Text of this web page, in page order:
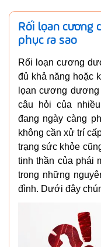
Rối lọan cương
phục ra sao
Rối loạn cương
đủ khả năng hoặc
lọan cương
câu hỏi của
đang ngày càng
không cần xử trí
trạng sức khỏe
tinh thần của phái
trong những
đình. Dưới đây